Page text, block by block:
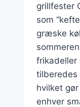
grillfester
som
græske
frikadeller
tilberedes
hvilket
enhver